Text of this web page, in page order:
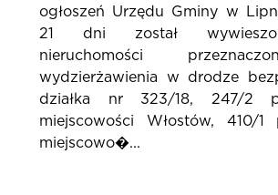
ogłoszeń Urzędu Gminy w
21 dni został
nieruchomości
wydzierżawienia w drodze
działka nr 323/18, 247/2
miejscowości Włostów, 410/1
miejscowo�...